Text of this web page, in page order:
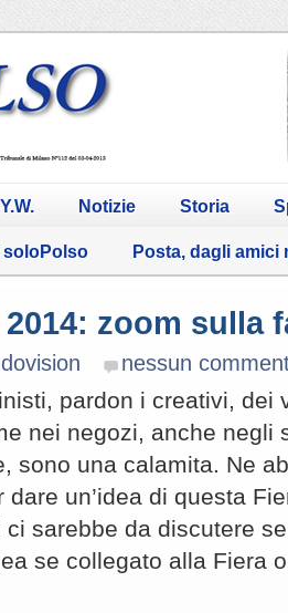
Notizie Storia
soloPolso Posta, dagli amici
zoom sulla
nessun
pardon i creativi, dei
nei negozi, anche negli
sono una calamita. Ne
dare un’idea di questa
sarebbe da discutere
se collegato alla Fiera